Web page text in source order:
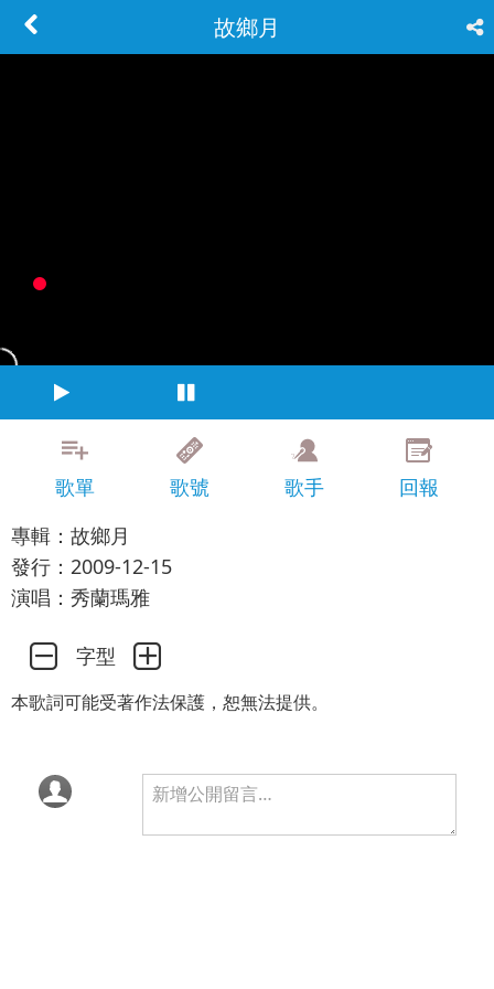
故鄉月
歌單 歌號 歌手
回報
專輯：故鄉月
發行：2009-12-15
演唱：秀蘭瑪雅
字型
本歌詞可能受著作法保護，恕無法提供。